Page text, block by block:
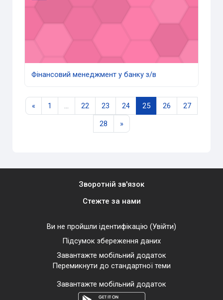
Фінансовий менеджмент у банку з/в
« Попередня сторінка
1 Сторінка 1
… 22 Сторінка 22
23 Сторінка 23
24Сторінка 24
25Сторінка 25
26 Сторінка 26
27Сторінка
28Сторінка 28
»Наступна сторінка
Зворотній зв'язок
Стежте за нами
Ви не пройшли ідентифікацію (Увійти)
Підсумок збереження даних
Завантажте мобільний додаток
Перемикнути до стандартної теми
Завантажте мобільний додаток